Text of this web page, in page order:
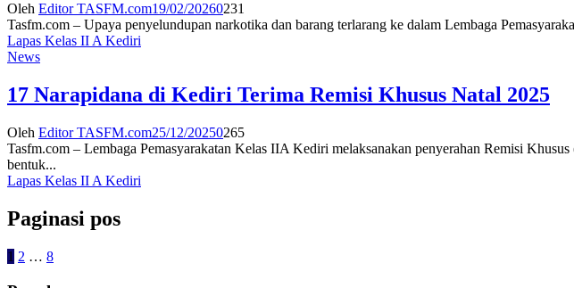
Oleh Editor TASFM.com19/02/20260231
Tasfm.com – Upaya penyelundupan narkotika dan barang terlarang ke dalam Lembaga
Lapas Kelas II A Kediri
News
17 Narapidana di Kediri Terima Remisi Khusus Natal 2025
Oleh Editor TASFM.com25/12/20250265
Tasfm.com – Lembaga Pemasyarakatan Kelas IIA Kediri melaksanakan penyerahan Remisi
bentuk...
Lapas Kelas II A Kediri
Paginasi pos
1 2 … 8